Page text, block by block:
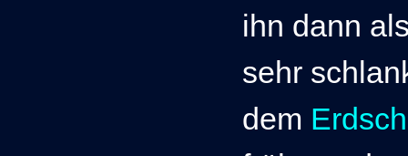
ihn dann
sehr
dem